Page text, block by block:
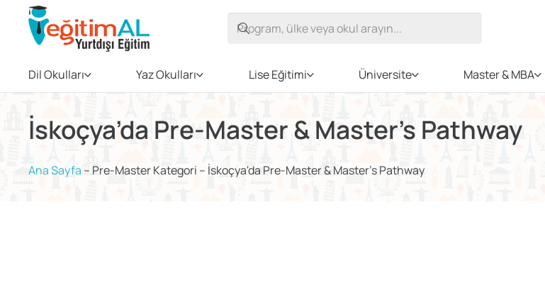
Dil Okulları Yaz Okulları Lise Eğitimi Üniversite Master & MBA
İskoçya’da Pre-Master & Master’s Pathway
Ana Sayfa – Pre-Master Kategori – İskoçya'da Pre-Master & Master's Pathway